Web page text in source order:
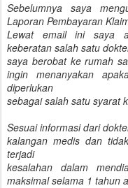
Sebelumnya saya
Laporan Pembayaran
Lewat email ini saya
keberatan salah satu
saya berobat ke rumah
ingin menanyakan
diperlukan
sebagai salah satu syarat
Sesuai informasi dari
kalangan medis dan
terjadi
kesalahan dalam
maksimal selama 1 tahun